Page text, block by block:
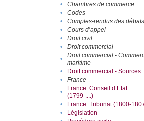
•
Chambres de commerce
•
Codes
•
Comptes-rendus des débats
•
Cours d’appel
•
Droit civil
•
Droit commercial
•
Droit commercial -
maritime
• Droit commercial - Sources
•
France
•
France. Conseil d’Etat
(1799-....)
• France. Tribunat (1800-
•
Législation